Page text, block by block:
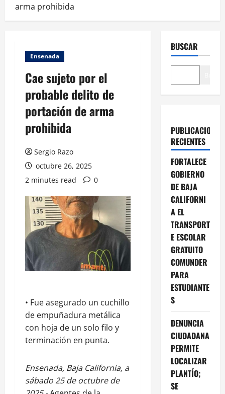
arma prohibida
Ensenada
Cae sujeto por el
probable delito de
portación de arma
prohibida
Sergio Razo
octubre 26, 2025
2 minutes read
0
• Fue asegurado un cuchillo
de empuñadura metálica
con hoja de un solo filo y
terminación en punta.
Ensenada, Baja California, a
sábado 25 de octubre de
BUSCAR
PUBLICACIONES
RECIENTES
FORTALECE
GOBIERNO
DE BAJA
CALIFORNI
A EL
TRANSPORT
E ESCOLAR
GRATUITO
COMUNDER
PARA
ESTUDIANTE
S
DENUNCIA
CIUDADANA
PERMITE
LOCALIZAR
PLANTÍO;
SE